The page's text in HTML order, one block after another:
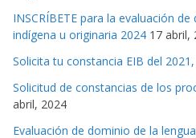
INSCRÍBETE para la evaluación
indígena u originaria 2024 17 abril,
Solicita tu constancia EIB del
Solicitud de constancias de los
abril, 2024
Evaluación de dominio de la